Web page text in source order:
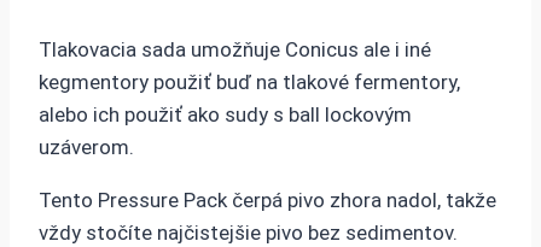
(4")
Tlakovacia sada umožňuje Conicus ale i iné
kegmentory použiť buď na tlakové fermentory,
alebo ich použiť ako sudy s ball lockovým
uzáverom.
Tento Pressure Pack čerpá pivo zhora nadol, takže
vždy stočíte najčistejšie pivo bez sedimentov.